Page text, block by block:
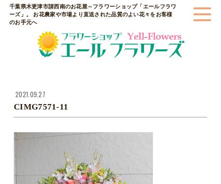
千葉県木更津市請西南のお花屋～フラワーショップ「エールフラワ
ーズ」。 お花農家や市場より直送された品質のよい花々をお客様
のお手元へ
2021.09.27
CIMG7571-11